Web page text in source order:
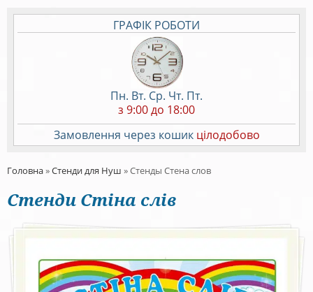
ГРАФІК РОБОТИ
Пн. Вт. Ср. Чт. Пт.
з 9:00 до 18:00
Замовлення через кошик цілодобово
Головна»Стенди для Нуш »Стенды Стена слов
Стенди Стіна слів